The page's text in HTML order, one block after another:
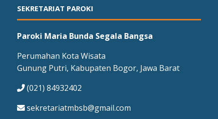
SEKRETARIAT PAROKI
Paroki Maria Bunda Segala Bangsa
Perumahan Kota Wisata
Gunung Putri, Kabupaten Bogor, Jawa Barat
(021) 84932402
sekretariatmbsb@gmail.com